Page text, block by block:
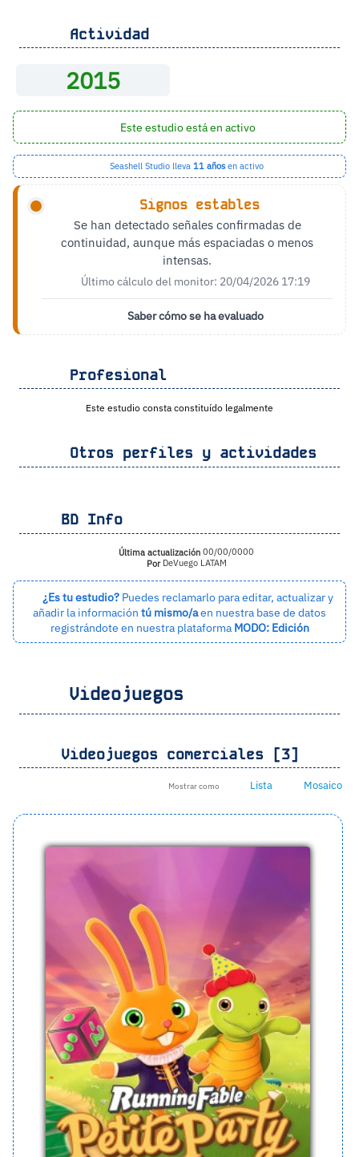
Actividad
2015
Este estudio está en activo
Seashell Studio lleva 11 añosen activo
Signos estables
Se han detectado señales confirmadas de
continuidad, aunque más espaciadas o menos
intensas.
Último cálculo del monitor: 20/04/2026 17:19
Saber cómo se ha evaluado
Profesional
Este estudio consta constituído legalmente
Otros perfiles y actividades
BD Info
Última actualización 00/00/0000
PorDeVuego LATAM
¿Es tu estudio? Puedes reclamarlo para editar, actualizar y
añadir la información tú mismo/aen nuestra base de datos
registrándote en nuestra plataforma MODO: Edición
Videojuegos
Videojuegos comerciales [3]
Mostrar como Lista Mosaico